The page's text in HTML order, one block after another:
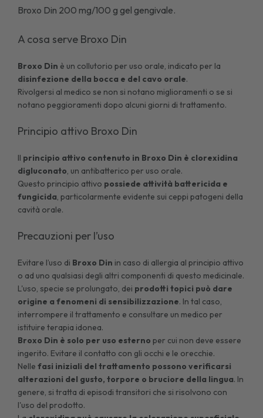
Broxo Din 200 mg/100 g gel gengivale.
A cosa serve Broxo Din
Broxo Din è un collutorio per uso orale, indicato per la
disinfezione della bocca e del cavo orale.
Rivolgersi al medico se non si notano miglioramenti o se si
notano peggioramenti dopo alcuni giorni di trattamento.
Principio attivo Broxo Din
Il principio attivo contenuto in Broxo Din è clorexidina
digluconato, un antibatterico per uso orale.
Questo principio attivo possiede attività battericida e
fungicida, particolarmente evidente sui ceppi patogeni della
cavità orale.
Precauzioni per l’uso
Evitare l’uso di Broxo Din in caso di allergia al principio attivo
o ad uno qualsiasi degli altri componenti di questo medicinale.
L'uso, specie se prolungato, dei prodotti topici può dare
origine a fenomeni di sensibilizzazione. In tal caso,
interrompere il trattamento e consultare un medico per
istituire terapia idonea.
Broxo Din è solo per uso esterno per cui non deve essere
ingerito. Evitare il contatto con gli occhi e le orecchie.
Nellefasi iniziali del trattamento possono verificarsi
alterazioni del gusto, torpore o bruciore della lingua. In
genere, si tratta di episodi transitori che si risolvono con
l'uso del prodotto.